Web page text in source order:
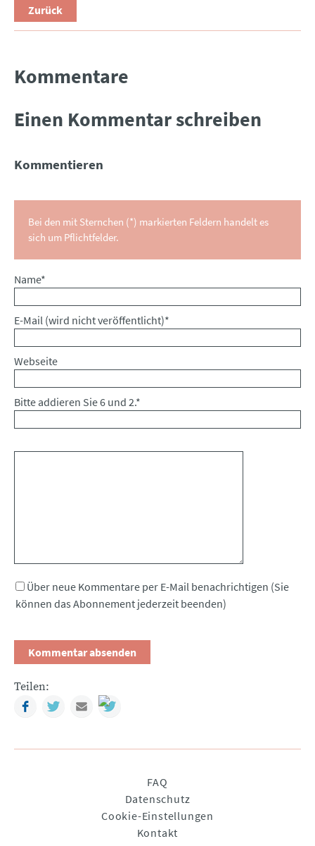
Zurück
Kommentare
Einen Kommentar schreiben
Kommentieren
Bei den mit Sternchen (*) markierten Feldern handelt es
sich um Pflichtfelder.
Pflichtfeld
Name*
Pflichtfeld
E-Mail (wird nicht veröffentlicht)*
Webseite
Bitte addieren Sie 6 und 2.*
Über neue Kommentare per E-Mail benachrichtigen (Sie
können das Abonnement jederzeit beenden)
Teilen:
FacebookTwitterMail
FAQ
Datenschutz
Cookie-Einstellungen
Kontakt